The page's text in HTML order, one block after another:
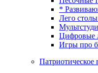
*
Лего
Цифровые
Игры про
Патриотическое